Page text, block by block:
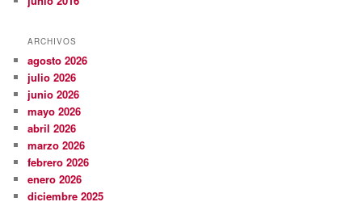
ARCHIVOS
agosto 2026
julio 2026
junio 2026
mayo 2026
abril 2026
marzo 2026
febrero 2026
enero 2026
diciembre 2025